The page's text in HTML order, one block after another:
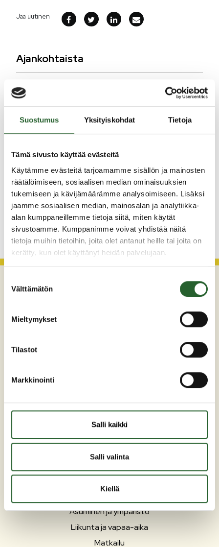
Suostumus Yksityiskohdat Tietoja
Tämä sivusto käyttää evästeitä
Käytämme evästeitä tarjoamamme sisällön ja mainosten
räätälöimiseen, sosiaalisen median ominaisuuksien
tukemiseen ja kävijämäärämme analysoimiseen. Lisäksi
jaamme sosiaalisen median, mainosalan ja analytiikka-
alan kumppaneillemme tietoja siitä, miten käytät
sivustoamme. Kumppanimme voivat yhdistää näitä
tietoja muihin tietoihin, joita olet antanut heille tai joita on
kerätty, kun olet käyttänyt heidän palvelujaan.
valinta
Välttämätön
Mieltymykset
Tilastot
Markkinointi
Salli kaikki
Salli valinta
Kiellä
Jaa uutinen
Ajankohtaista
10.8.2026
Kesäkauden päättäjäiset 15.8.2026 klo 13-15
Lylykylässä
2026-2027
5.8.2026
Monitoimitalon kirjasto menee kiinni
perjantaina klo 12.00
KATSO KAIKKI
kunta(at)puolanka.fi
PUOLANKA
Asuminen ja ympäristö
Liikunta ja vapaa-aika
Matkailu